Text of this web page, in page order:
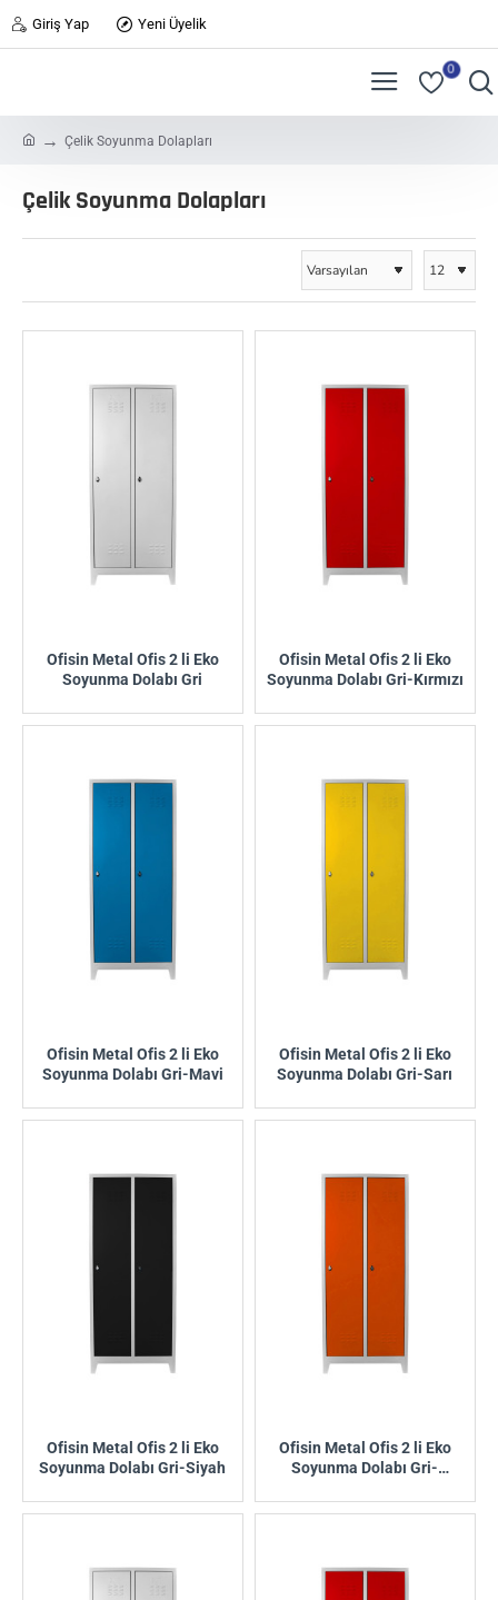
Giriş Yap Yeni Üyelik
0
e
Çelik Soyunma Dolapları
Çelik Soyunma Dolapları
Ofisin Metal Ofis 2 li Eko
Soyunma Dolabı Gri
Ofisin Metal Ofis 2 li Eko
Soyunma Dolabı Gri-Kırmızı
Ofisin Metal Ofis 2 li Eko
Soyunma Dolabı Gri-Mavi
Ofisin Metal Ofis 2 li Eko
Soyunma Dolabı Gri-Sarı
Ofisin Metal Ofis 2 li Eko
Soyunma Dolabı Gri-Siyah
Ofisin Metal Ofis 2 li Eko
Soyunma Dolabı Gri-